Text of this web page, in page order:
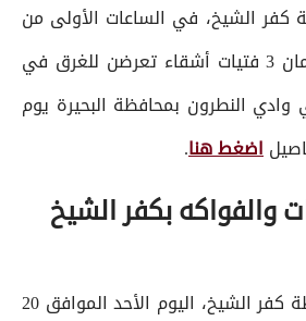
كفر الشيخ، في الساعات الأولى من
صباح اليوم الأحد، جثمان 3 فتيات أشقاء تعرضن للغرق في
النطرون بمحافظة البحيرة يوم
اضغط هنا.
والفواكه بكفر الشيخ
شهدت أسواق محافظة كفر الشيخ، اليوم الأحد الموافق 20